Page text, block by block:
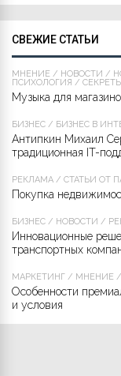
СВЕЖИЕ СТАТЬИ
МНЕНИЕ / НОВОСТИ /
ПСИХОЛОГИЯ /
Музыка для
БИЗНЕС / БИЗНЕС В
Антипкин Михаил
традиционная IT-
РЕКЛАМА / СТАТЬИ ОТ
Покупка
БИЗНЕС / НОВОСТИ /
Инновационные
транспортных
МАРКЕТИНГ / МНЕНИЕ /
Особенности
и условия